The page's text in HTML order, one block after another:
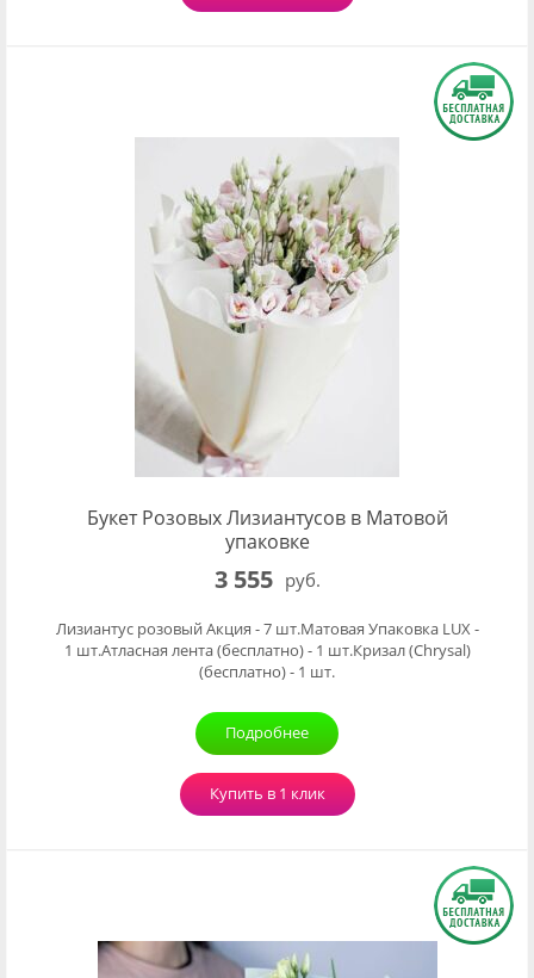
Букет Розовых Лизиантусов в Матовой
упаковке
3 555 руб.
Лизиантус розовый Акция - 7 шт.Матовая Упаковка LUX -
1 шт.Атласная лента (бесплатно) - 1 шт.Кризал (Chrysal)
(бесплатно) - 1 шт.
Подробнее
Купить в 1 клик